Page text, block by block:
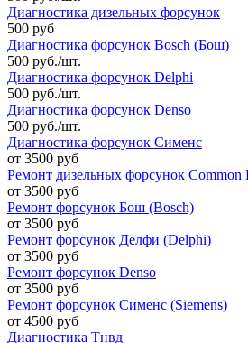
Диагностика дизельных форсунок
500 руб
Диагностика форсунок Bosch (Бош)
500 руб./шт.
Диагностика форсунок Delphi
500 руб./шт.
Диагностика форсунок Denso
500 руб./шт.
Диагностика форсунок Сименс
от 3500 руб
Ремонт дизельных форсунок Common
от 3500 руб
Ремонт форсунок Бош (Bosch)
от 3500 руб
Ремонт форсунок Делфи (Delphi)
от 3500 руб
Ремонт форсунок Denso
от 3500 руб
Ремонт форсунок Сименс (Siemens)
от 4500 руб
Диагностика Тнвд